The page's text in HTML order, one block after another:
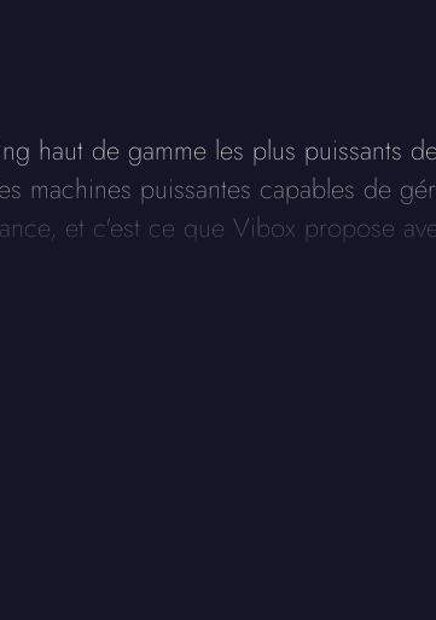
haut de gamme les plus puissants
machines puissantes capables de
et c'est ce que Vibox propose